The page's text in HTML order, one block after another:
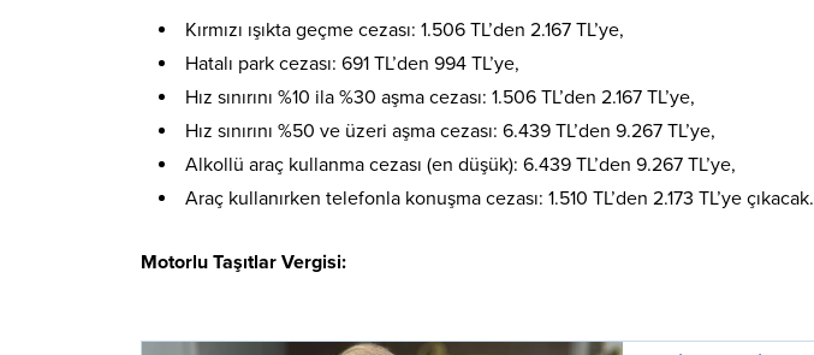
Kırmızı ışıkta geçme cezası: 1.506 TL’den 2.167 TL’ye,
Hatalı park cezası: 691 TL’den 994 TL’ye,
Hız sınırını %10 ila %30 aşma cezası: 1.506 TL’den 2.167 TL’ye,
Hız sınırını %50 ve üzeri aşma cezası: 6.439 TL’den 9.267 TL’ye,
Alkollü araç kullanma cezası (en düşük): 6.439 TL’den 9.267 TL’ye,
Araç kullanırken telefonla konuşma cezası: 1.510 TL’den 2.173 TL’ye çıkacak.
Motorlu Taşıtlar Vergisi: